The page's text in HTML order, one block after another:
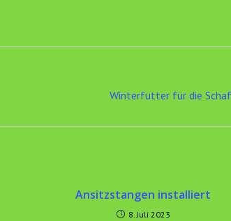
Winterfutter für die
Ansitzstangen installiert
8. Juli 2023